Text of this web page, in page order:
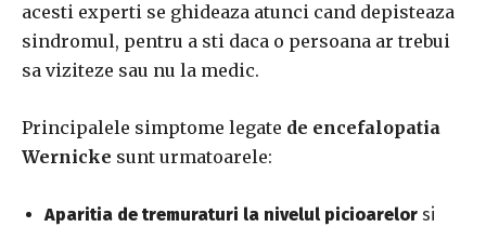
acesti experti se ghideaza atunci cand depisteaza
sindromul, pentru a sti daca o persoana ar trebui
sa viziteze sau nu la medic.
Principalele simptome legate de encefalopatia
Wernicke sunt urmatoarele:
Aparitia de tremuraturi la nivelul picioarelor si